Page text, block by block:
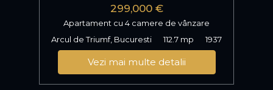
299,000 €
Apartament cu 4 camere de vânzare
Arcul de Triumf, Bucuresti
112.7 mp 1937
Vezi mai multe detalii